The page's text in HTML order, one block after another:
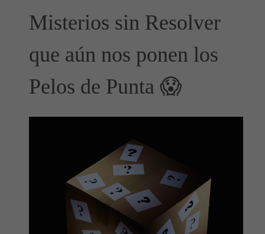
Misterios sin Resolver
que aún nos ponen los
Pelos de Punta 😱